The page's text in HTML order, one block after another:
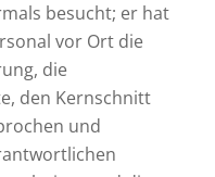
besucht; er hat
vor Ort die
die
den Kernschnitt
und